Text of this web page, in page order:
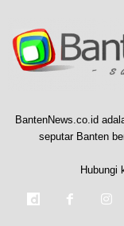
BantenNews.co.id
seputar Banten
Hubungi